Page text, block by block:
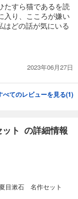
たすら猫であるを読
入り、こころが嫌い
はどの話が気にいる
2023年06月27日
べてのレビューを見る(1)
ト の詳細情報
目漱石 名作セット